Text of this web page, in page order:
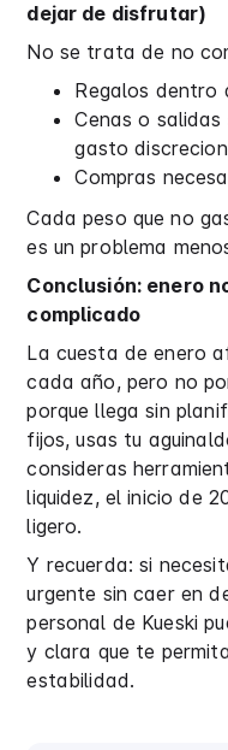
dejar de disfrutar)
No se trata de no
Regalos dentro
Cenas o
gasto
Compras
Cada peso que no
es un problema
Conclusión: enero
complicado
La cuesta de enero
cada año, pero no
porque llega sin
fijos, usas tu
consideras
liquidez, el inicio de
ligero.
Y recuerda: si
urgente sin caer en
personal de Kueski
y clara que te
estabilidad.